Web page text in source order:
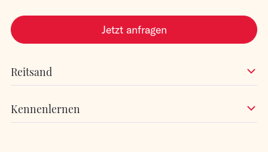
Jetzt anfragen
Reitsand
Kennenlernen